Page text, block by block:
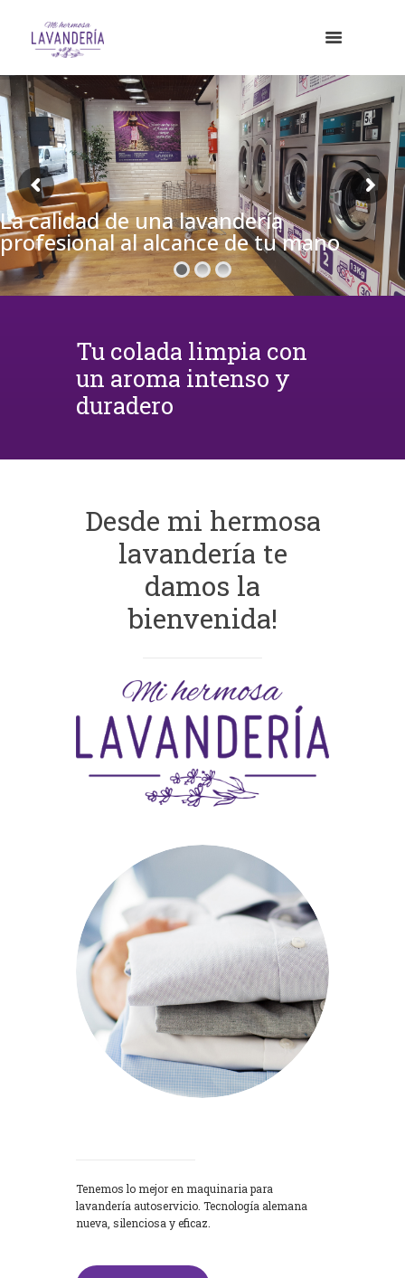
La calidad de una lavandería
profesional al alcance de tu mano
Tu colada limpia con
un aroma intenso y
duradero
Desde mi hermosa
lavandería te
damos la
bienvenida!
Tenemos lo mejor en maquinaria para
lavandería autoservicio. Tecnología alemana
nueva, silenciosa y eficaz.